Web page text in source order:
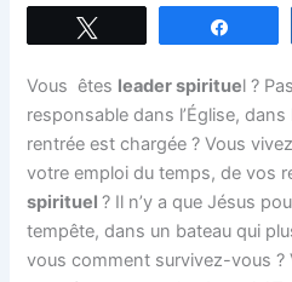
Vous êtes leader spirituel ?
responsable dans l’Église,
rentrée est chargée ? Vous
votre emploi du temps, de vos
spirituel? Il n’y a que Jésus
tempête, dans un bateau qui
vous comment survivez-vous ?